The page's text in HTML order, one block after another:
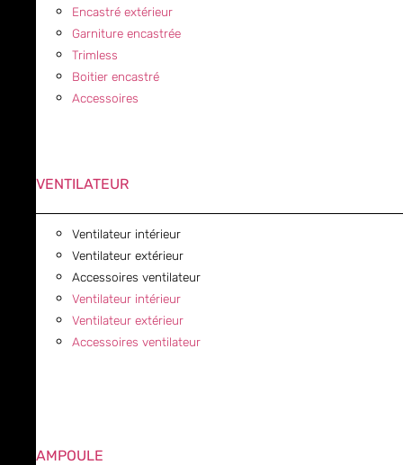
Encastré extérieur
Garniture encastrée
Trimless
Boitier encastré
Accessoires
VENTILATEUR
Ventilateur intérieur
Ventilateur extérieur
Accessoires ventilateur
Ventilateur intérieur
Ventilateur extérieur
Accessoires ventilateur
AMPOULE